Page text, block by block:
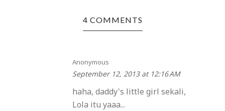
4 COMMENTS
Anonymous
September 12, 2013 at 12:16 AM
haha, daddy's little girl sekali,
Lola itu yaaa...